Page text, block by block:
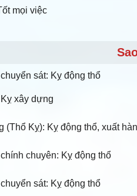
mọi việc
sát: Kỵ động thổ
xây dựng
(Thổ Kỵ): Kỵ động thổ, xuất
chuyên: Kỵ động thổ
sát: Kỵ động thổ